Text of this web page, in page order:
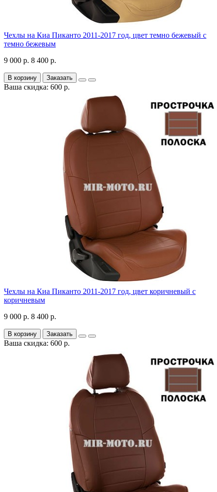
Чехлы на Киа Пиканто 2011-2017 год, цвет темно бежевый с
темно бежевым
9 000 р. 8 400 р.
В корзину Заказать
Ваша скидка: 600 р.
Чехлы на Киа Пиканто 2011-2017 год, цвет коричневый с
коричневым
9 000 р. 8 400 р.
В корзину Заказать
Ваша скидка: 600 р.